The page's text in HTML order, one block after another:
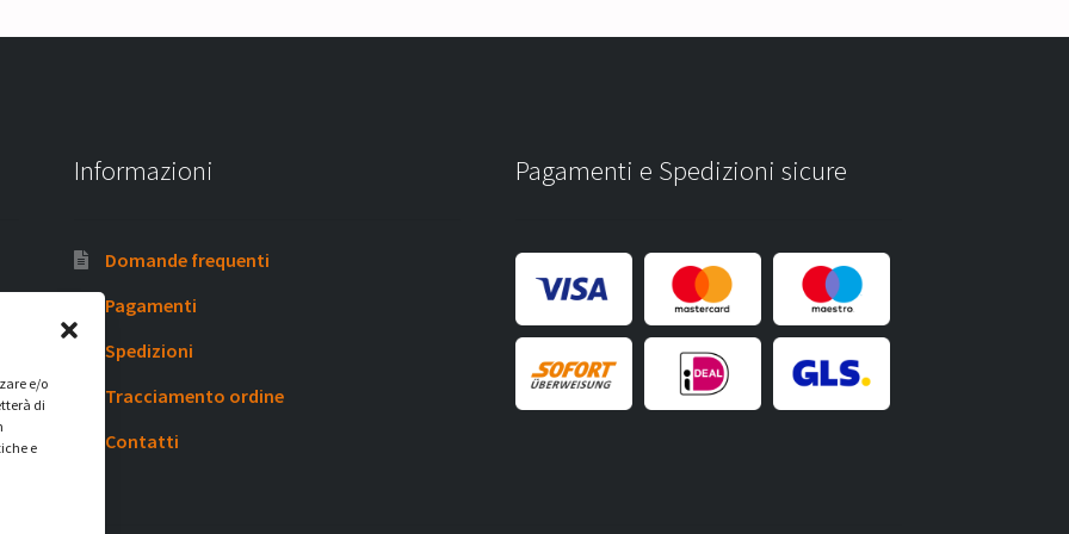
e/o
di
e
Informazioni
Domande frequenti
Pagamenti
Spedizioni
Tracciamento ordine
Contatti
Pagamenti e Spedizioni sicure